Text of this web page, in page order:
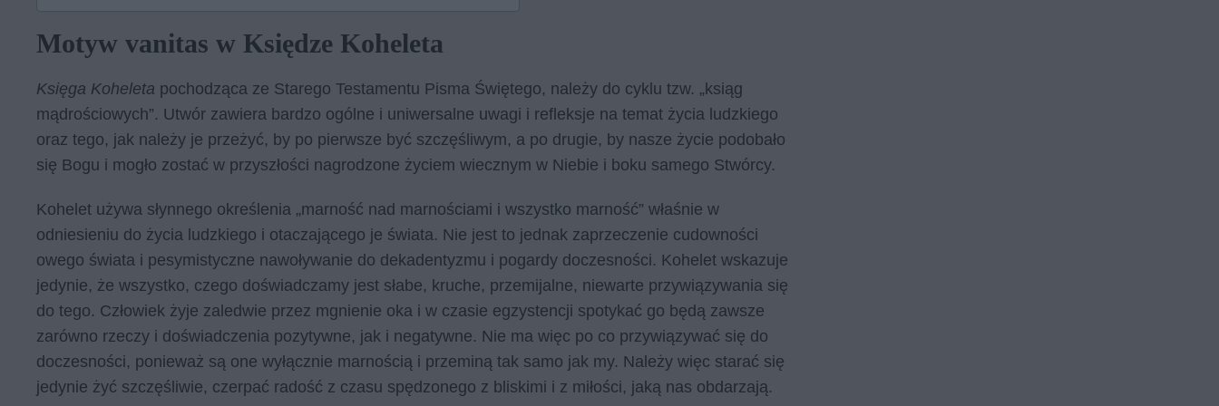
Motyw vanitas w Księdze Koheleta
Księga Koheleta pochodząca ze Starego Testamentu Pisma Świętego, należy do cyklu tzw. „ksiąg
mądrościowych”. Utwór zawiera bardzo ogólne i uniwersalne uwagi i refleksje na temat życia ludzkiego
oraz tego, jak należy je przeżyć, by po pierwsze być szczęśliwym, a po drugie, by nasze życie podobało
się Bogu i mogło zostać w przyszłości nagrodzone życiem wiecznym w Niebie i boku samego Stwórcy.
Kohelet używa słynnego określenia „marność nad marnościami i wszystko marność” właśnie w
odniesieniu do życia ludzkiego i otaczającego je świata. Nie jest to jednak zaprzeczenie cudowności
owego świata i pesymistyczne nawoływanie do dekadentyzmu i pogardy doczesności. Kohelet wskazuje
jedynie, że wszystko, czego doświadczamy jest słabe, kruche, przemijalne, niewarte przywiązywania się
do tego. Człowiek żyje zaledwie przez mgnienie oka i w czasie egzystencji spotykać go będą zawsze
zarówno rzeczy i doświadczenia pozytywne, jak i negatywne. Nie ma więc po co przywiązywać się do
doczesności, ponieważ są one wyłącznie marnością i przeminą tak samo jak my. Należy więc starać się
jedynie żyć szczęśliwie, czerpać radość z czasu spędzonego z bliskimi i z miłości, jaką nas obdarzają.